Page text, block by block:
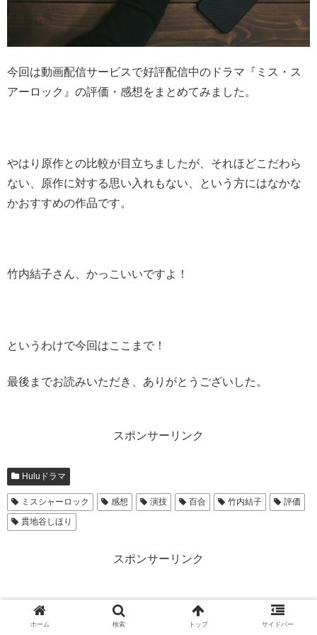
今回は動画配信サービスで好評配信中のドラマ『ミス・ス
アーロック』の評価・感想をまとめてみました。
やはり原作との比較が目立ちましたが、それほどこだわら
ない、原作に対する思い入れもない、という方にはなかな
かおすすめの作品です。
竹内結子さん、かっこいいですよ！
というわけで今回はここまで！
最後までお読みいただき、ありがとうございした。
スポンサーリンク
Huluドラマ
ミスシャーロック 感想 演技 百合 竹内結子
評価
貫地谷しほり
スポンサーリンク
ホーム 検索 トップ サイドバー